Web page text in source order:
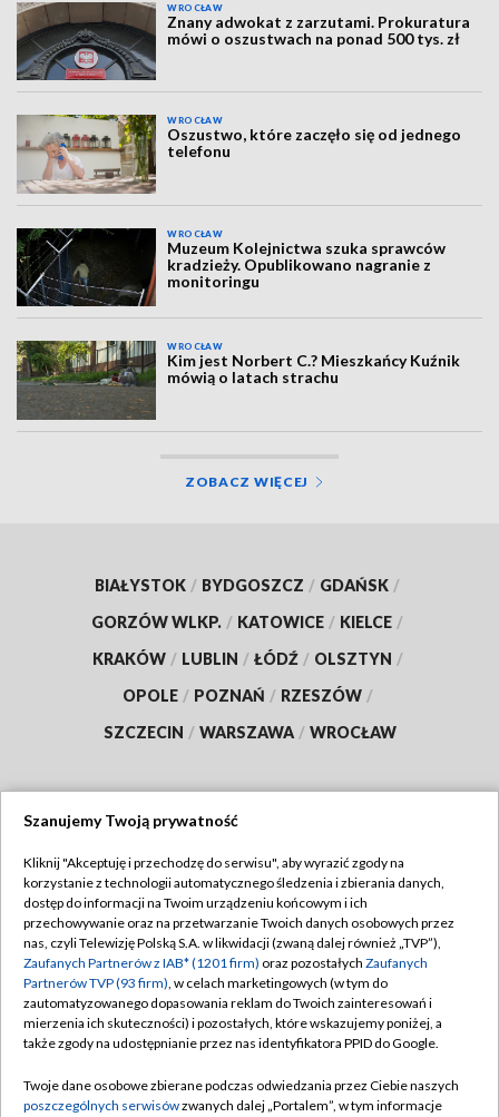
WROCŁAW
Znany adwokat z zarzutami. Prokuratura
mówi o oszustwach na ponad 500 tys. zł
WROCŁAW
Oszustwo, które zaczęło się od jednego
telefonu
WROCŁAW
Muzeum Kolejnictwa szuka sprawców
kradzieży. Opublikowano nagranie z
monitoringu
WROCŁAW
Kim jest Norbert C.? Mieszkańcy Kuźnik
mówią o latach strachu
ZOBACZ WIĘCEJ
BIAŁYSTOK / BYDGOSZCZ / GDAŃSK /
GORZÓW WLKP. / KATOWICE / KIELCE /
KRAKÓW / LUBLIN / ŁÓDŹ / OLSZTYN /
OPOLE / POZNAŃ / RZESZÓW /
SZCZECIN / WARSZAWA / WROCŁAW
TVP
Abonament TVP
Emisja w TVP
Centrum informacji TVP
Naziemna Telewizja Cyfrowa
Rada Programowa
Regulamin TVP
Polityka prywatności
Moje zgody
Pomoc
Kontakt
Szanujemy Twoją prywatność
Kliknij "Akceptuję i przechodzę do serwisu", aby wyrazić zgody na
korzystanie z technologii automatycznego śledzenia i zbierania danych,
dostęp do informacji na Twoim urządzeniu końcowym i ich
przechowywanie oraz na przetwarzanie Twoich danych osobowych przez
nas, czyli Telewizję Polską S.A. w likwidacji (zwaną dalej również „TVP”),
Zaufanych Partnerów z IAB* (1201 firm) oraz pozostałych Zaufanych
Partnerów TVP (93 firm), w celach marketingowych (w tym do
zautomatyzowanego dopasowania reklam do Twoich zainteresowań i
mierzenia ich skuteczności) i pozostałych, które wskazujemy poniżej, a
także zgody na udostępnianie przez nas identyfikatora PPID do Google.
Twoje dane osobowe zbierane podczas odwiedzania przez Ciebie naszych
poszczególnych serwisówzwanych dalej „Portalem”, w tym informacje